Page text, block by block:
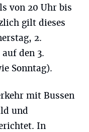
von 20 Uhr bis
gilt dieses
2.
den 3.
Sonntag).
mit Bussen
und
In